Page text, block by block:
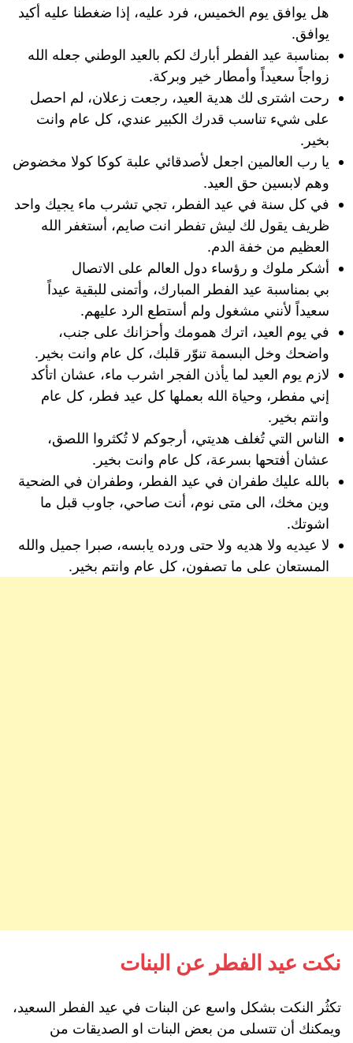
هل يوافق يوم الخميس، فرد عليه، إذا ضغطنا عليه أكيد
يوافق.
بمناسبة عيد الفطر أبارك لكم بالعيد الوطني جعله الله
زواجاً سعيداً وأمطار خير وبركة.
رحت اشترى لك هدية العيد، رجعت زعلان، لم احصل
على شيء تناسب قدرك الكبير عندي، كل عام وانت
بخير.
يا رب العالمين اجعل لأصدقائي علبة كوكا كولا مخضوض
وهم لابسين حق العيد.
في كل ​سنة في عيد الفطر، تجي تشرب ماء يجيك واحد
‏​ظريف يقول لك ليش تفطر انت صايم، أستغفر الله
العظيم من خفة الدم.
أشكر ملوك و رؤساء دول العالم على الاتصال
بي بمناسبة عيد الفطر المبارك، وأتمنى للبقية عيداً
سعيداً لأنني مشغول ولم أستطع الرد عليهم.
في يوم العيد، اترك همومك وأحزانك على جنب،
واضحك وخل البسمة تنوّر قلبك، كل عام وانت بخير.
لازم يوم العيد لما يأذن الفجر اشرب ماء، عشان اتأكد
إني مفطر، وحياة الله بعملها كل عيد فطر، كل عام
وانتم بخير.
الناس التي تُغلف هديتي، أرجوكم لا تُكثروا اللصق،
عشان أفتحها بسرعة، كل عام وانت بخير.
بالله عليك طفران في عيد الفطر، وطفران في الضحية
وين مخك، الى متى نوم، أنت صاحي، جاوب قبل ما
اشوتك.
لا عيديه ولا هديه ولا حتى ورده يابسه، صبرا جميل والله
المستعان على ما تصفون، كل عام وانتم بخير.
نكت عيد الفطر عن البنات
تكثُر النكت بشكل واسع عن البنات في عيد الفطر السعيد،
ويمكنك أن تتسلى من بعض البنات او الصديقات من